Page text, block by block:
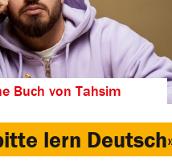
Buch von Tahsim
lern